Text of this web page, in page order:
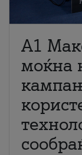
A1
моќна